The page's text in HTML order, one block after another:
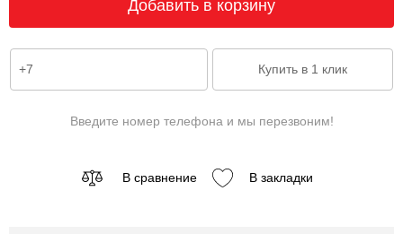
Введите номер телефона и мы перезвоним!
В сравнение В закладки